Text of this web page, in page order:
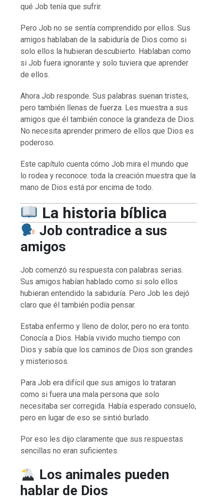
qué Job tenía que sufrir.
Pero Job no se sentía comprendido por ellos. Sus
amigos hablaban de la sabiduría de Dios como si
solo ellos la hubieran descubierto. Hablaban como
si Job fuera ignorante y solo tuviera que aprender
de ellos.
Ahora Job responde. Sus palabras suenan tristes,
pero también llenas de fuerza. Les muestra a sus
amigos que él también conoce la grandeza de Dios.
No necesita aprender primero de ellos que Dios es
poderoso.
Este capítulo cuenta cómo Job mira el mundo que
lo rodea y reconoce: toda la creación muestra que la
mano de Dios está por encima de todo.
La historia bíblica
Job contradice a sus
amigos
Job comenzó su respuesta con palabras serias.
Sus amigos habían hablado como si solo ellos
hubieran entendido la sabiduría. Pero Job les dejó
claro que él también podía pensar.
Estaba enfermo y lleno de dolor, pero no era tonto.
Conocía a Dios. Había vivido mucho tiempo con
Dios y sabía que los caminos de Dios son grandes
y misteriosos.
Para Job era difícil que sus amigos lo trataran
como si fuera una mala persona que solo
necesitaba ser corregida. Había esperado consuelo,
pero en lugar de eso se sintió burlado.
Por eso les dijo claramente que sus respuestas
sencillas no eran suficientes.
Los animales pueden
hablar de Dios